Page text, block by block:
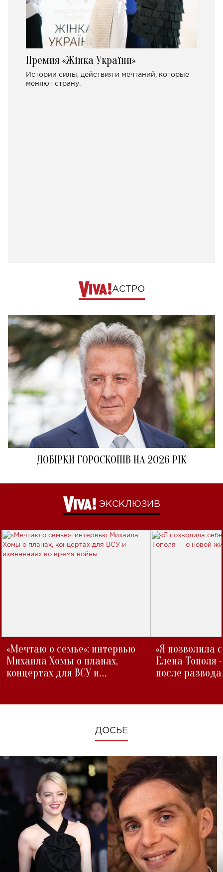
Премия «Жінка України»
Истории силы, действия и мечтаний, которые
меняют страну.
АСТРО
ДОБІРКИ ГОРОСКОПІВ НА 2026 РІК
ЭКСКЛЮЗИВ
«Мечтаю о семье»: интервью
Михаила Хомы о планах,
концертах для ВСУ и
«Я позволила
Елена Тополя
после развода
ДОСЬЕ